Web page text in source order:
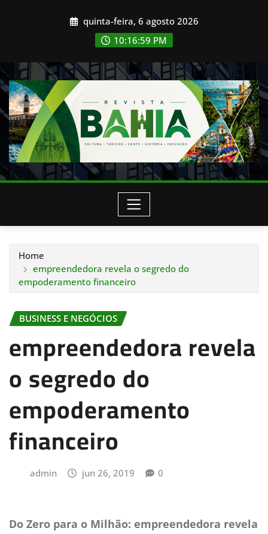
quinta-feira, 6 agosto 2026
10:17:01 PM
Home
empreendedora revela o segredo do
empoderamento financeiro
BUSINESS E NEGÓCIOS
empreendedora revela
o segredo do
empoderamento
financeiro
admin jun 26, 2019 0
Do Zero para o Milhão: empreendedora revela